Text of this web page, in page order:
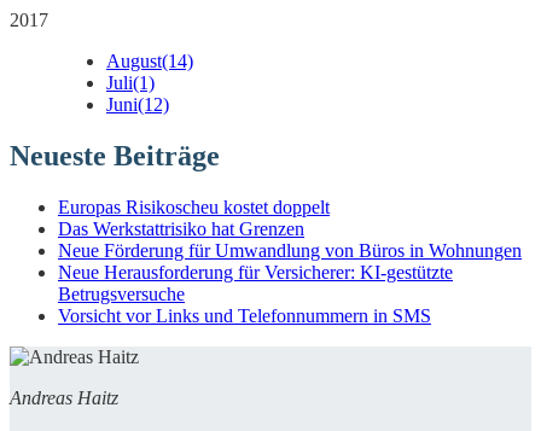
2017
August(14)
Juli(1)
Juni(12)
Neueste Beiträge
Europas Risikoscheu kostet doppelt
Das Werkstattrisiko hat Grenzen
Neue Förderung für Umwandlung von Büros in Wohnungen
Neue Herausforderung für Versicherer: KI-gestützte
Betrugsversuche
Vorsicht vor Links und Telefonnummern in SMS
Andreas Haitz